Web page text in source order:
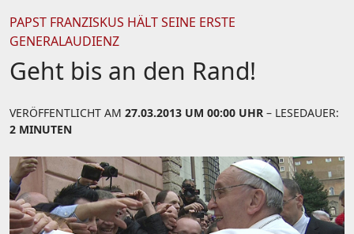
PAPST FRANZISKUS HÄLT SEINE ERSTE
GENERALAUDIENZ
Geht bis an den Rand!
VERÖFFENTLICHT AM 27.03.2013 UM 00:00 UHR – LESEDAUER:
2 MINUTEN